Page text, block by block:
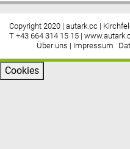
Copyright 2020 | autark.cc |
T +43 664 314 15 15 |
Über uns | Impressum
Cookies